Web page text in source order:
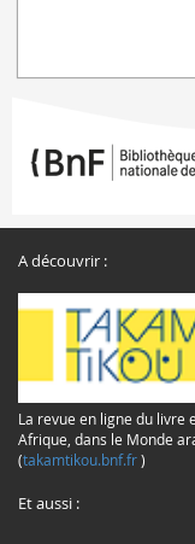
A découvrir :
La revue en ligne du livre
Afrique, dans le Monde
(takamtikou.bnf.fr)
Et aussi :